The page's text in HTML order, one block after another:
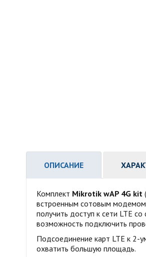
ОПИСАНИЕ
Комплект Mikrotik wAP 4G kit
встроенным сотовым
получить доступ к сети LTE
возможность подключить
Подсоединение карт LTE к 2-
охватить большую площадь.